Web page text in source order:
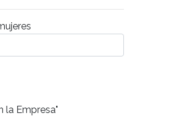
la Empresa"